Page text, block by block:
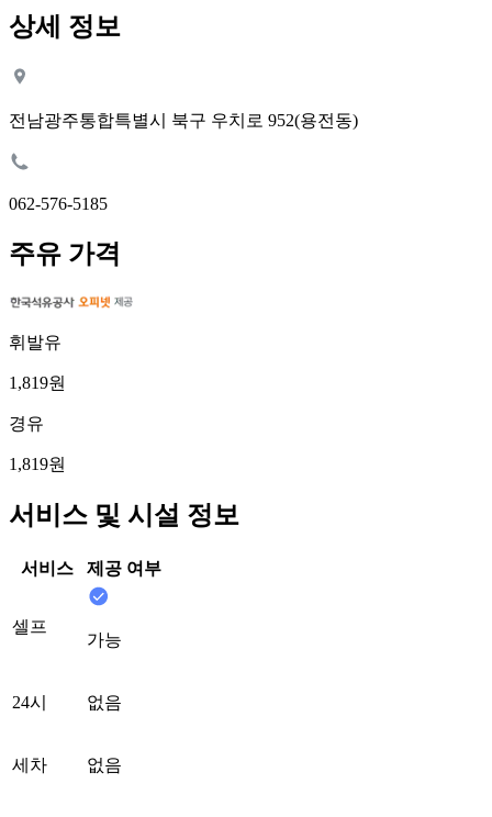
상세 정보
전남광주통합특별시 북구 우치로 952(용전동)
062-576-5185
주유 가격
휘발유
1,819원
경유
1,819원
서비스 및 시설 정보
서비스 제공 여부
셀프
가능
24시 없음
세차 없음